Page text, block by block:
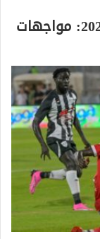
“قرعة كأس الكونفيدرالية 2025–2026: مواجهات